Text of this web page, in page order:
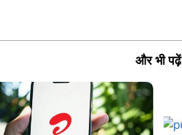
और भी पढ़ें